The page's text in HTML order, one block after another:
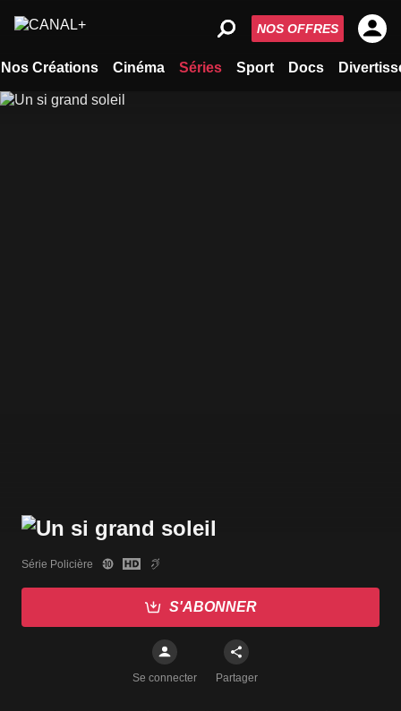
Nos Créations Cinéma Séries Sport Docs
NOS OFFRES
Série Policière
S'ABONNER
Se connecter Partager